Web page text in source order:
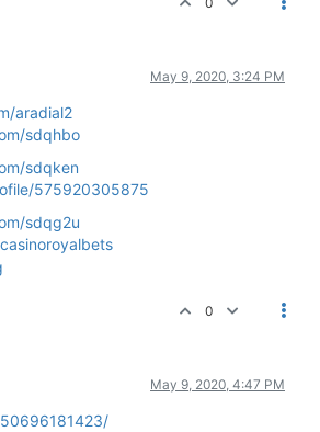
May 9, 2020, 3:24 PM
aradial2
sdqhbo
sdqken
575920305875
sdqg2u
0
May 9, 2020, 4:47 PM